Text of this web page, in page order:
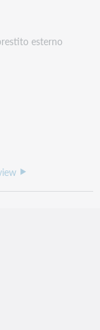
esterno